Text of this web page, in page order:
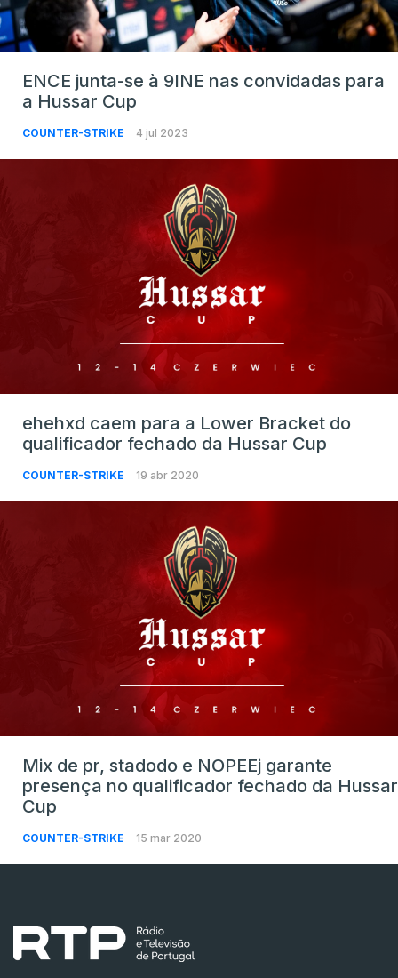
ENCE junta-se à 9INE nas convidadas para
a Hussar Cup
COUNTER-STRIKE 4 jul 2023
ehehxd caem para a Lower Bracket do
qualificador fechado da Hussar Cup
COUNTER-STRIKE 19 abr 2020
Mix de pr, stadodo e NOPEEj garante
presença no qualificador fechado da Hussar
Cup
COUNTER-STRIKE 15 mar 2020